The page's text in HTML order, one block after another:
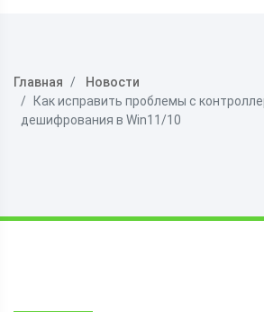
Главная
Новости
Как исправить проблемы с
дешифрования в Win11/10